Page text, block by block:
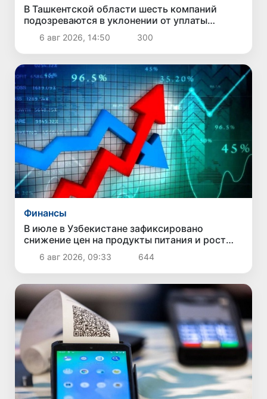
В Ташкентской области шесть компаний
подозреваются в уклонении от уплаты
налогов на 42,5 млрд сумов
6 авг 2026, 14:50 300
Финансы
В июле в Узбекистане зафиксировано
снижение цен на продукты питания и рост
стоимости отдельных товаров и услуг
6 авг 2026, 09:33 644